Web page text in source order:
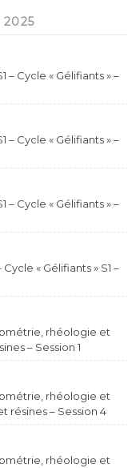
2025
– Cycle « Gélifiants » –
– Cycle « Gélifiants » –
– Cycle « Gélifiants » –
« Gélifiants » S1 –
rhéologie et
– Session 1
rhéologie et
résines – Session 4
rhéologie et